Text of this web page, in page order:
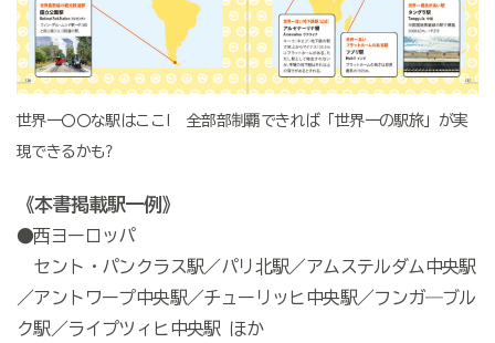
世界一〇〇な駅はここ! 全部部制覇できれば「世界一の駅旅」が実
現できるかも?
《本書掲載駅一例》
●西ヨーロッパ
セント・パンクラス駅／パリ北駅／アムステルダム中央駅
／アントワープ中央駅／チューリッヒ中央駅／フンガ―ブル
ク駅／ライプツィヒ中央駅 ほか